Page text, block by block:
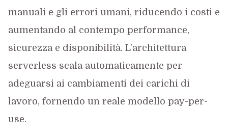
manuali e gli errori umani, riducendo i costi e
aumentando al contempo performance,
sicurezza e disponibilità. L’architettura
serverless scala automaticamente per
adeguarsi ai cambiamenti dei carichi di
lavoro, fornendo un reale modello pay-per-
use.